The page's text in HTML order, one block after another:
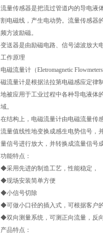
流量传感器是把流过管道内的导电液
割电磁线，产生电动势。流量传感器
频方波励磁。
变送器是由励磁电路、信号滤波放大
工作原理
电磁流量计（Eletromagnetic
磁流量计是根据法拉第电磁感应定律
地被应用于工业过程中各种导电液体
域。
在结构上，电磁流量计由电磁流量传
流量值线性地变换成感生电势信号，
量信号进行放大，并转换成流量信号
功能特点：
◆采用先进的制造工艺，性能稳定，
◆现场安装简单方便
◆小信号切除
◆可做小口径的插入式，可根据客户
◆双向测量系统，可测正向流量，反
产品特点：